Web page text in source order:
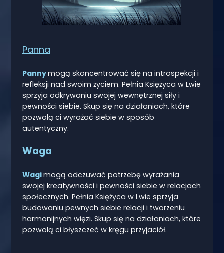
Panna
Pannymogą skoncentrować się na introspekcji i
refleksji nad swoim życiem. Pełnia Księżyca w Lwie
sprzyja odkrywaniu swojej wewnętrznej siły i
pewności siebie. Skup się na działaniach, które
pozwolą ci wyrażać siebie w sposób
autentyczny.
Waga
Wagimogą odczuwać potrzebę wyrażania
swojej kreatywności i pewności siebie w relacjach
społecznych. Pełnia Księżyca w Lwie sprzyja
budowaniu pewnych siebie relacji i tworzeniu
harmonijnych więzi. Skup się na działaniach, które
pozwolą ci błyszczeć w kręgu przyjaciół.